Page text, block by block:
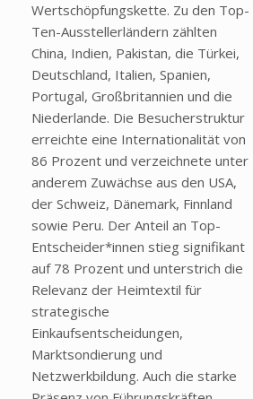
Wertschöpfungskette. Zu den Top-
Ten-Ausstellerländern zählten
China, Indien, Pakistan, die Türkei,
Deutschland, Italien, Spanien,
Portugal, Großbritannien und die
Niederlande. Die Besucherstruktur
erreichte eine Internationalität von
86 Prozent und verzeichnete unter
anderem Zuwächse aus den USA,
der Schweiz, Dänemark, Finnland
sowie Peru. Der Anteil an Top-
Entscheider*innen stieg signifikant
auf 78 Prozent und unterstrich die
Relevanz der Heimtextil für
strategische
Einkaufsentscheidungen,
Marktsondierung und
Netzwerkbildung. Auch die starke